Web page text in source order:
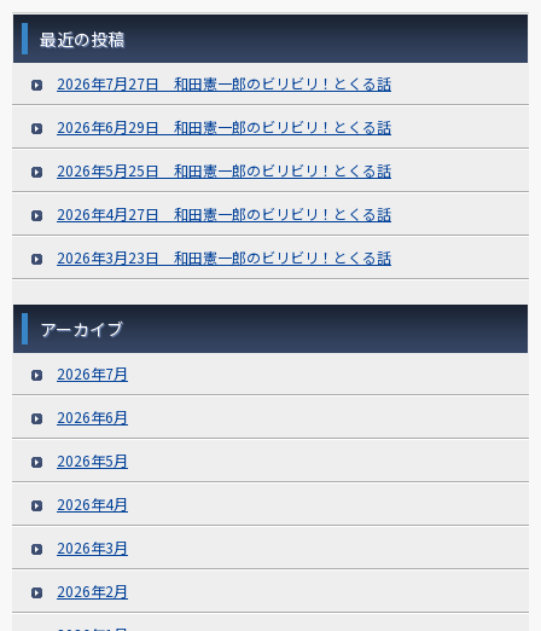
最近の投稿
2026年7月27日 和田憲一郎のビリビリ！とくる話
2026年6月29日 和田憲一郎のビリビリ！とくる話
2026年5月25日 和田憲一郎のビリビリ！とくる話
2026年4月27日 和田憲一郎のビリビリ！とくる話
2026年3月23日 和田憲一郎のビリビリ！とくる話
アーカイブ
2026年7月
2026年6月
2026年5月
2026年4月
2026年3月
2026年2月